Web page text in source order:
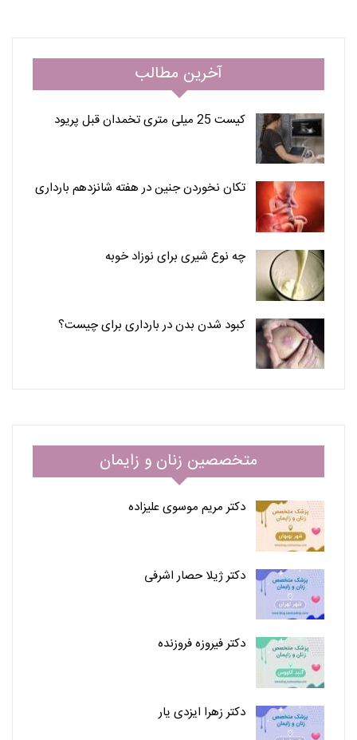
آخرین مطالب
کیست 25 میلی متری تخمدان قبل پریود
تکان نخوردن جنین در هفته شانزدهم بارداری
چه نوع شیری برای نوزاد خوبه
کبود شدن بدن در بارداری برای چیست؟
متخصصین زنان و زایمان
دکتر مریم موسوی علیزاده
دکتر ژیلا حصار اشرفی
دکتر فیروزه فروزنده
دکتر زهرا ایزدی یار